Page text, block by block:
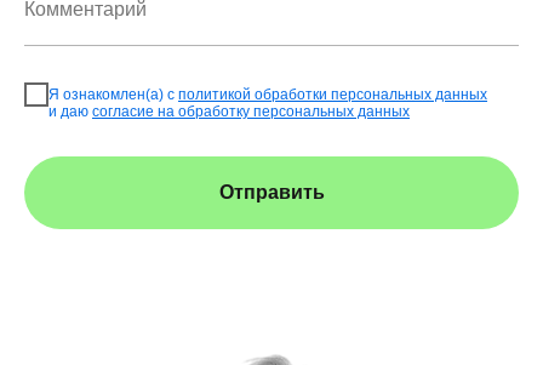
Я ознакомлен(а) с политикой обработки персональных данных
и даю согласие на обработку персональных данных
Отправить